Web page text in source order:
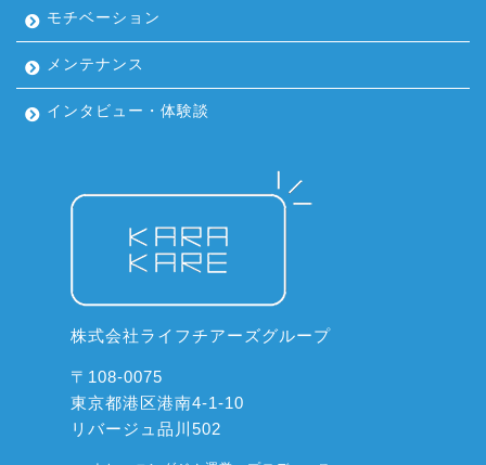
モチベーション
メンテナンス
インタビュー・体験談
株式会社ライフチアーズグループ
〒108-0075
東京都港区港南4-1-10
リバージュ品川502